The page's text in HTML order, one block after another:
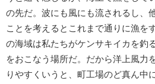
の先だ。波にも風にも流されるし、
ことを考えるとこれまで通りに漁を
の海域は私たちがケンサキイカを釣
をおこなう場所だ。だから洋上風力
りやすくいうと、町工場のど真ん中